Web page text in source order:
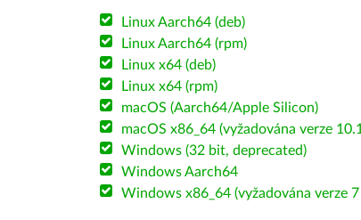
Linux Aarch64 (deb)
Linux Aarch64 (rpm)
Linux x64 (deb)
Linux x64 (rpm)
macOS (Aarch64/Apple Silicon)
macOS x86_64 (vyžadována verze
Windows (32 bit, deprecated)
Windows Aarch64
Windows x86_64 (vyžadována verze